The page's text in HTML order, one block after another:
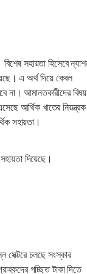
সহায়তা হিসেবে
এ অর্থ দিয়ে কেবল
না। আমানতকারীদের বিষয়
আর্থিক খাতের নিয়ন্ত্রক
সহায়তা।
দিয়েছে।
সেক্টরে চলছে সংস্কার
গচ্ছিত টাকা দিতে